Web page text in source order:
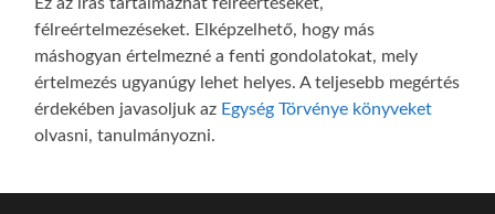
Ez az írás tartalmazhat félreértéseket,
félreértelmezéseket. Elképzelhető, hogy más
máshogyan értelmezné a fenti gondolatokat, mely
értelmezés ugyanúgy lehet helyes. A teljesebb megértés
érdekében javasoljuk az Egység Törvénye könyveket
olvasni, tanulmányozni.